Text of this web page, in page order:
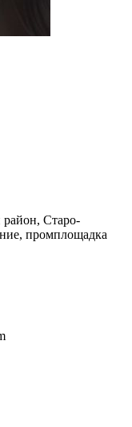
район, Старо-
промплощадка